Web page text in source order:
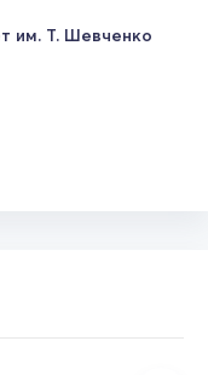
им. Т. Шевченко